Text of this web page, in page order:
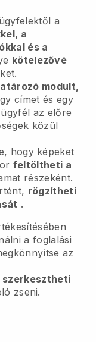
a
a
és a
kötelezővé
modult,
címet és egy
az előre
közül
hogy képeket
feltöltheti a
részeként.
rögzítheti
.
a foglalási
az
szerkesztheti
zseni.